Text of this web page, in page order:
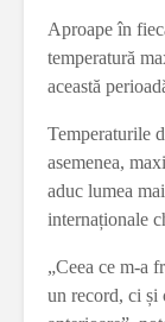
Aproape în
temperatură
această
Temperaturile
asemenea,
aduc lumea
internaționale
„Ceea ce m-a
un record, ci și